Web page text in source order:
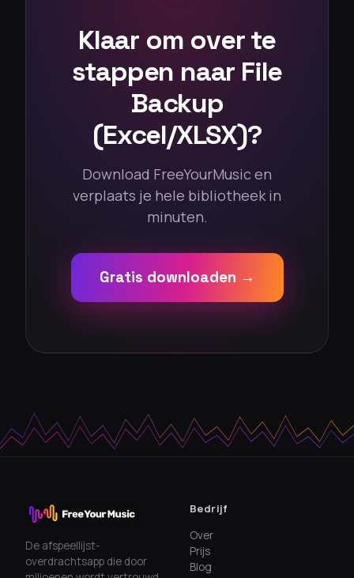
Klaar om over te
stappen naar File
Backup
(Excel/XLSX)?
Download FreeYourMusic en
verplaats je hele bibliotheek in
minuten.
Gratis downloaden →
De afspeellijst-
overdrachtsapp die door
Bedrijf
Over
Prijs
Blog